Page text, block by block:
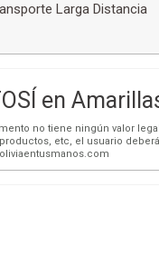
Larga Distancia
en
no tiene ningún valor
etc, el usuario